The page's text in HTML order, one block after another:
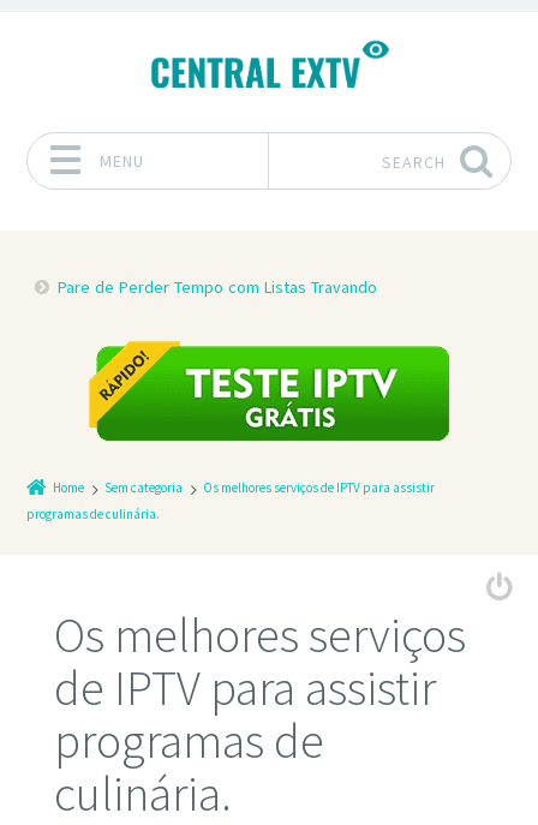
MENU SEARCH
Pare de Perder Tempo com Listas Travando
Home Sem categoria
Os melhores serviços de IPTV para assistir
programas de culinária.
Os melhores serviços
de IPTV para assistir
programas de
culinária.